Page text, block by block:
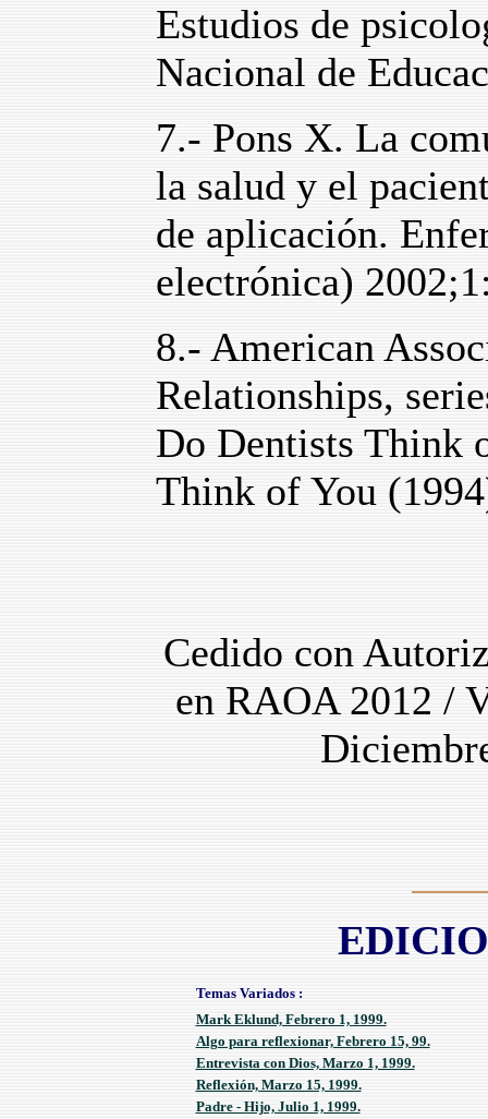
Estudios de
Nacional de
7.- Pons X. La
la salud y el
de aplicación.
electrónica)
8.- American
Relationships,
Do Dentists Think
Think of You
Cedido con
en RAOA 2012 /
Temas Variados :
Mark Eklund, Febrero 1, 1999.
Algo para reflexionar, Febrero 15, 99.
Entrevista con Dios, Marzo 1, 1999.
Reflexión, Marzo 15, 1999.
Padre - Hijo, Julio 1, 1999.